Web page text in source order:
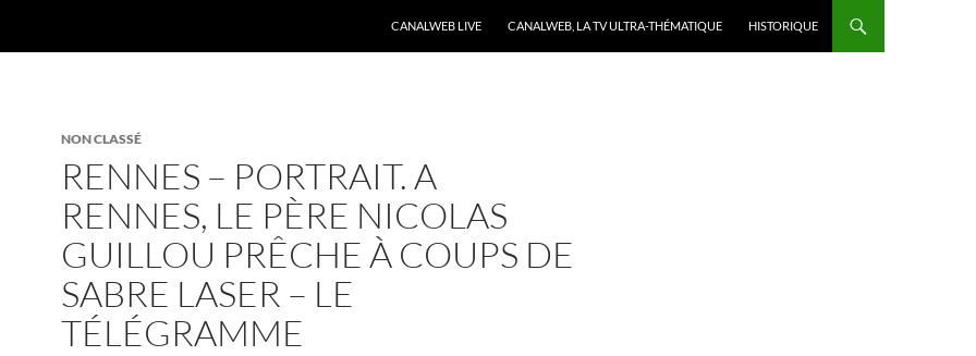
CANALWEB LIVE CANALWEB, LA TV ULTRA-THÉMATIQUE HISTORIQUE
NON CLASSÉ
RENNES – PORTRAIT. A
RENNES, LE PÈRE NICOLAS
GUILLOU PRÊCHE À COUPS DE
SABRE LASER – LE
TÉLÉGRAMME